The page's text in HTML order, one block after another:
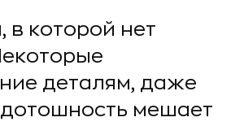
в которой нет
деталям, даже
мешает